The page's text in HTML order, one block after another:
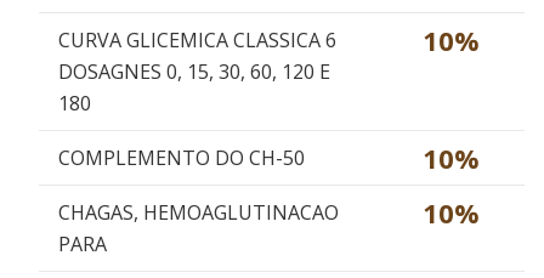
CURVA GLICEMICA CLASSICA 6
DOSAGNES 0, 15, 30, 60, 120 E
180
10%
COMPLEMENTO DO CH-50 10%
CHAGAS, HEMOAGLUTINACAO
PARA
10%